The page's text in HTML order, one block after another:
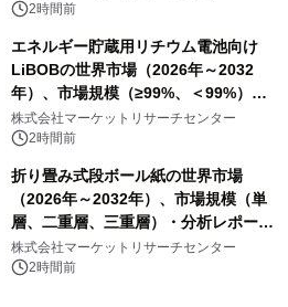
他）・分析レポートを発表
2時間前
エネルギー貯蔵用リチウム電池向け
LiBOBの世界市場（2026年～2032
年）、市場規模（≥99%、＜99%）・
分析レポートを発表
株式会社マーケットリサーチセンター
2時間前
折り畳み式段ボール紙の世界市場
（2026年～2032年）、市場規模（単
層、二重層、三重層）・分析レポート
を発表
株式会社マーケットリサーチセンター
2時間前